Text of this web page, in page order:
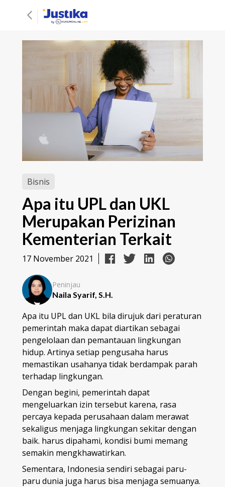
Bisnis
Apa itu UPL dan UKL
Merupakan Perizinan
Kementerian Terkait
17 November 2021
Peninjau
Naila Syarif, S.H.
Apa itu UPL dan UKL bila dirujuk dari peraturan
pemerintah maka dapat diartikan sebagai
pengelolaan dan pemantauan lingkungan
hidup. Artinya setiap pengusaha harus
memastikan usahanya tidak berdampak parah
terhadap lingkungan.
Dengan begini, pemerintah dapat
mengeluarkan izin tersebut karena, rasa
percaya kepada perusahaan dalam merawat
sekaligus menjaga lingkungan sekitar dengan
baik. harus dipahami, kondisi bumi memang
semakin mengkhawatirkan.
Sementara, Indonesia sendiri sebagai paru-
paru dunia juga harus bisa menjaga semuanya.